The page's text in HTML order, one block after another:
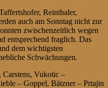
Reinthaler,
auch am Sonntag nicht zur
zwischenzeitlich wegen
entsprechend fraglich. Das
dem wichtigsten
Schwächungen.
Carstens, Vukotic –
– Goppel, Bätzner – Prtajin